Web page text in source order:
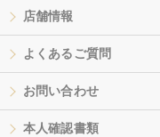
店舗情報
よくあるご質問
お問い合わせ
本人確認書類